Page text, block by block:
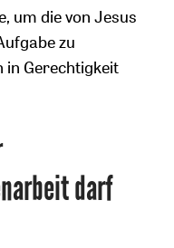
um die von Jesus
zu
in Gerechtigkeit
darf